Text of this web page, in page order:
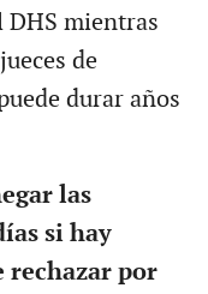
DHS mientras
de
durar años
las
si hay
rechazar por